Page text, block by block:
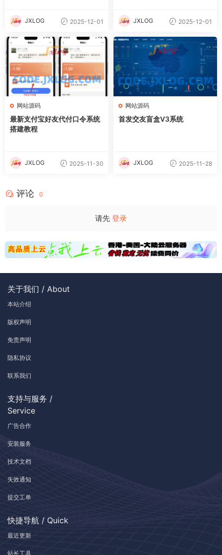
JXLOG 2025-12-01 JXLOG 2025-12-01
网站源码
最新支付宝好友代付口令系统
搭建教程
JXLOG 2025-11-30
网站源码
首发交友盲盒V3系统
JXLOG 2025-11-28
评论 0
请先 登录
关于我们 / About
本站介绍
版权声明
免责声明
隐私协议
联系我们
支持与服务 /
Service
广告合作
安装服务
技术文档
失效通知
提交工单
快捷导航 / Quick
最近更新
站长工具